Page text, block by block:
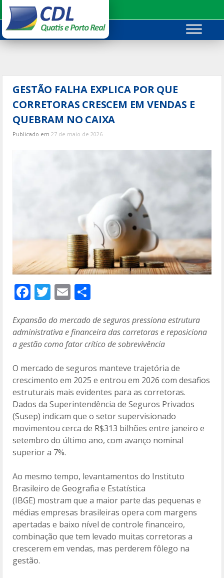
para
conteúdo
GESTÃO FALHA EXPLICA POR QUE
CORRETORAS CRESCEM EM VENDAS E
QUEBRAM NO CAIXA
Publicado em27 de maio de 2026
F
ac
e
b
o
o
k
T
w
itt
er
E
m
ai
l
m
p
ar
til
h
ar
Expansão do mercado de seguros pressiona estrutura
administrativa e financeira das corretoras e reposiciona
a gestão como fator crítico de sobrevivência
O mercado de seguros manteve trajetória de
crescimento em 2025 e entrou em 2026 com desafios
estruturais mais evidentes para as corretoras.
Dados da Superintendência de Seguros Privados
(Susep) indicam que o setor supervisionado
movimentou cerca de R$313 bilhões entre janeiro e
setembro do último ano, com avanço nominal
superior a 7%.
Ao mesmo tempo, levantamentos do Instituto
Brasileiro de Geografia e Estatística
(IBGE) mostram que a maior parte das pequenas e
médias empresas brasileiras opera com margens
apertadas e baixo nível de controle financeiro,
combinação que tem levado muitas corretoras a
crescerem em vendas, mas perderem fôlego na
gestão.